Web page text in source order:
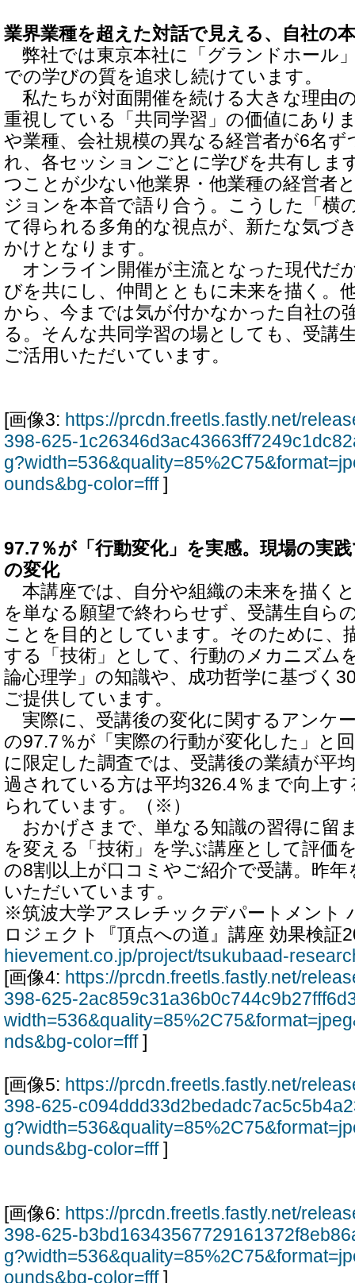
業界業種を超えた対話で見える、自社の
弊社では東京本社に「グランドホール
での学びの質を追求し続けています。
私たちが対面開催を続ける大きな理由
重視している「共同学習」の価値にあり
や業種、会社規模の異なる経営者が6名
れ、各セッションごとに学びを共有しま
つことが少ない他業界・他業種の経営者
ジョンを本音で語り合う。こうした「横
て得られる多角的な視点が、新たな気づ
かけとなります。
オンライン開催が主流となった現代だ
びを共にし、仲間とともに未来を描く。
から、今までは気が付かなかった自社の
る。そんな共同学習の場としても、受講
ご活用いただいています。
[画像3: https://prcdn.freetls.fastly.net/
398-625-
ounds&bg-color=fff]
97.7％が「行動変化」を実感。現場の実
の変化
本講座では、自分や組織の未来を描く
を単なる願望で終わらせず、受講生自ら
ことを目的としています。そのために、
する「技術」として、行動のメカニズム
論心理学」の知識や、成功哲学に基づく
ご提供しています。
実際に、受講後の変化に関するアンケ
の97.7％が「実際の行動が変化した」と
に限定した調査では、受講後の業績が平
過されている方は平均326.4％まで向上
られています。（※）
おかげさまで、単なる知識の習得に留
を変える「技術」を学ぶ講座として評価
の8割以上が口コミやご紹介で受講。昨
いただいています。
※筑波大学アスレチックデパートメント
ロジェクト『頂点への道』講座 効果検証
hievement.co.jp/project/tsukubaad-
[画像4: https://prcdn.freetls.fastly.net/
398-625-
nds&bg-color=fff]
[画像5: https://prcdn.freetls.fastly.net/
398-625-
ounds&bg-color=fff]
[画像6: https://prcdn.freetls.fastly.net/
398-625-
ounds&bg-color=fff]